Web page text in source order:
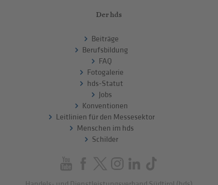
Der hds
Beiträge
Berufsbildung
FAQ
Fotogalerie
hds-Statut
Jobs
Konventionen
Leitlinien für den Messesektor
Menschen im hds
Schilder